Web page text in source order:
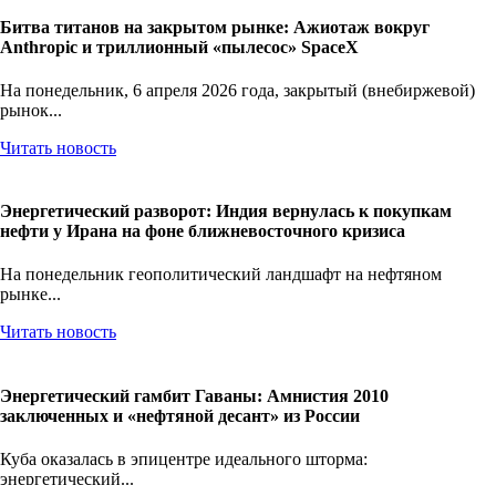
Битва титанов на закрытом рынке: Ажиотаж вокруг
Anthropic и триллионный «пылесос» SpaceX
На понедельник, 6 апреля 2026 года, закрытый (внебиржевой)
рынок...
Читать новость
Энергетический разворот: Индия вернулась к покупкам
нефти у Ирана на фоне ближневосточного кризиса
На понедельник геополитический ландшафт на нефтяном
рынке...
Читать новость
Энергетический гамбит Гаваны: Амнистия 2010
заключенных и «нефтяной десант» из России
Куба оказалась в эпицентре идеального шторма:
энергетический...